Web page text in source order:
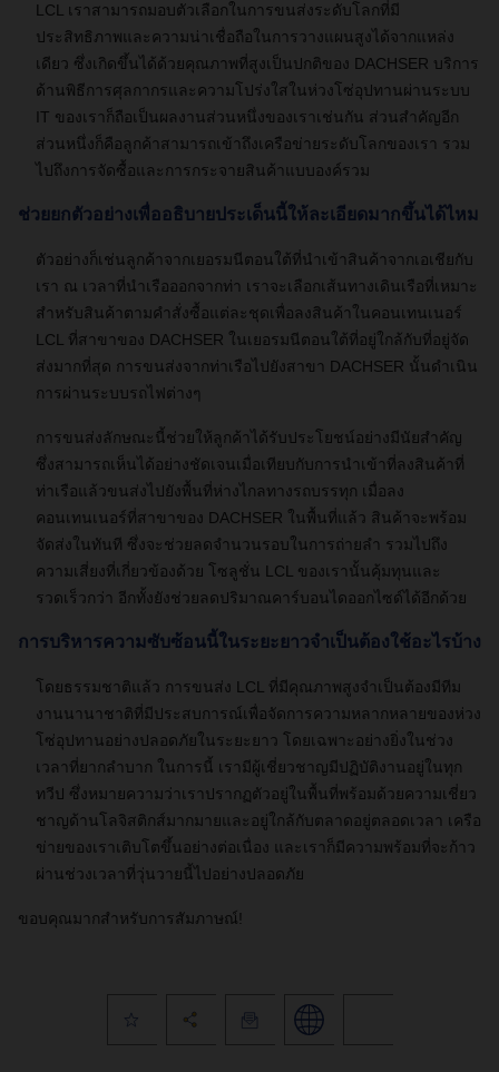
LCL เราสามารถมอบตัวเลือกในการขนส่งระดับโลกที่มี
ประสิทธิภาพและความน่าเชื่อถือในการวางแผนสูงได้จากแหล่ง
เดียว ซึ่งเกิดขึ้นได้ด้วยคุณภาพที่สูงเป็นปกติของ DACHSER บริการ
ด้านพิธีการศุลกากรและความโปร่งใสในห่วงโซ่อุปทานผ่านระบบ
IT ของเราก็ถือเป็นผลงานส่วนหนึ่งของเราเช่นกัน ส่วนสำคัญอีก
ส่วนหนึ่งก็คือลูกค้าสามารถเข้าถึงเครือข่ายระดับโลกของเรา รวม
ไปถึงการจัดซื้อและการกระจายสินค้าแบบองค์รวม
ช่วยยกตัวอย่างเพื่ออธิบายประเด็นนี้ให้ละเอียดมากขึ้นได้ไหม
ตัวอย่างก็เช่นลูกค้าจากเยอรมนีตอนใต้ที่นำเข้าสินค้าจากเอเชียกับ
เรา ณ เวลาที่นำเรือออกจากท่า เราจะเลือกเส้นทางเดินเรือที่เหมาะ
สำหรับสินค้าตามคำสั่งซื้อแต่ละชุดเพื่อลงสินค้าในคอนเทนเนอร์
LCL ที่สาขาของ DACHSER ในเยอรมนีตอนใต้ที่อยู่ใกล้กับที่อยู่จัด
ส่งมากที่สุด การขนส่งจากท่าเรือไปยังสาขา DACHSER นั้นดำเนิน
การผ่านระบบรถไฟต่างๆ
การขนส่งลักษณะนี้ช่วยให้ลูกค้าได้รับประโยชน์อย่างมีนัยสำคัญ
ซึ่งสามารถเห็นได้อย่างชัดเจนเมื่อเทียบกับการนำเข้าที่ลงสินค้าที่
ท่าเรือแล้วขนส่งไปยังพื้นที่ห่างไกลทางรถบรรทุก เมื่อลง
คอนเทนเนอร์ที่สาขาของ DACHSER ในพื้นที่แล้ว สินค้าจะพร้อม
จัดส่งในทันที ซึ่งจะช่วยลดจำนวนรอบในการถ่ายลำ รวมไปถึง
ความเสี่ยงที่เกี่ยวข้องด้วย โซลูชั่น LCL ของเรานั้นคุ้มทุนและ
รวดเร็วกว่า อีกทั้งยังช่วยลดปริมาณคาร์บอนไดออกไซด์ได้อีกด้วย
การบริหารความซับซ้อนนี้ในระยะยาวจำเป็นต้องใช้อะไรบ้าง
โดยธรรมชาติแล้ว การขนส่ง LCL ที่มีคุณภาพสูงจำเป็นต้องมีทีม
งานนานาชาติที่มีประสบการณ์เพื่อจัดการความหลากหลายของห่วง
โซ่อุปทานอย่างปลอดภัยในระยะยาว โดยเฉพาะอย่างยิ่งในช่วง
เวลาที่ยากลำบาก ในการนี้ เรามีผู้เชี่ยวชาญมีปฏิบัติงานอยู่ในทุก
ทวีป ซึ่งหมายความว่าเราปรากฏตัวอยู่ในพื้นที่พร้อมด้วยความเชี่ยว
ชาญด้านโลจิสติกส์มากมายและอยู่ใกล้กับตลาดอยู่ตลอดเวลา เครือ
ข่ายของเราเติบโตขึ้นอย่างต่อเนื่อง และเราก็มีความพร้อมที่จะก้าว
ผ่านช่วงเวลาที่วุ่นวายนี้ไปอย่างปลอดภัย
ขอบคุณมากสำหรับการสัมภาษณ์!